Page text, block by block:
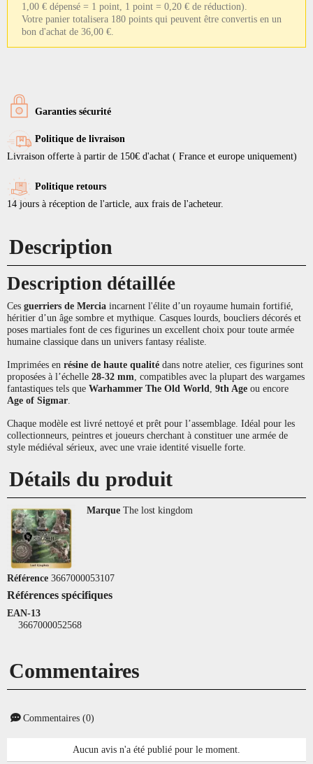
1,00 € dépensé = 1 point, 1 point = 0,20 € de réduction).
Votre panier totalisera 180 points qui peuvent être convertis en un
bon d'achat de 36,00 €.
Garanties sécurité
Politique de livraison
Livraison offerte à partir de 150€ d'achat ( France et europe uniquement)
Politique retours
14 jours à réception de l'article, aux frais de l'acheteur.
Description
Description détaillée
Ces guerriers de Mercia incarnent l'élite d’un royaume humain fortifié,
héritier d’un âge sombre et mythique. Casques lourds, boucliers décorés et
poses martiales font de ces figurines un excellent choix pour toute armée
humaine classique dans un univers fantasy réaliste.
Imprimées en résine de haute qualité dans notre atelier, ces figurines sont
proposées à l’échelle 28-32 mm , compatibles avec la plupart des wargames
fantastiques tels que Warhammer The Old World 9th Age ou encore
Age of Sigmar
Chaque modèle est livré nettoyé et prêt pour l’assemblage. Idéal pour les
collectionneurs, peintres et joueurs cherchant à constituer une armée de
style médiéval sérieux, avec une vraie identité visuelle forte.
Détails du produit
Marque The lost kingdom
Référence 3667000053107
Références spécifiques
EAN-13
3667000052568
Commentaires
Commentaires (0)
Aucun avis n'a été publié pour le moment.